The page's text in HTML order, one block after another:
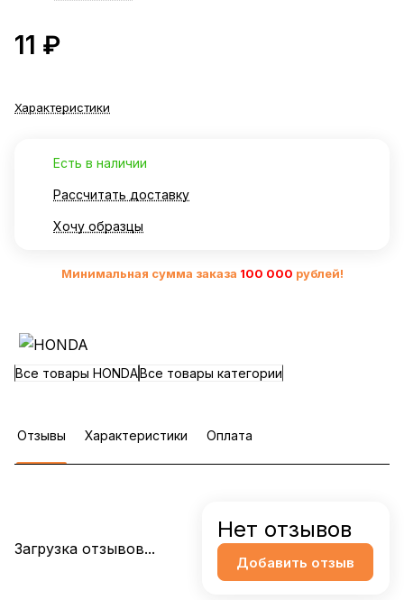
11 ₽
Характеристики
Есть в наличии
Рассчитать доставку
Хочу образцы
Минимальная сумма заказа 100 000 рублей!
Все товары HONDAВсе товары категории
Отзывы Характеристики Оплата
Загрузка отзывов...
Нет отзывов
Добавить отзыв